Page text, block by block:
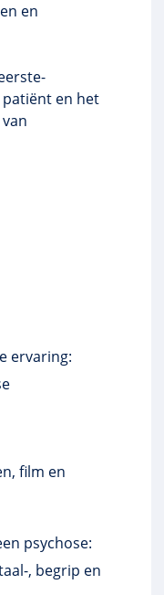
en
en het
ervaring:
film en
psychose:
, begrip en